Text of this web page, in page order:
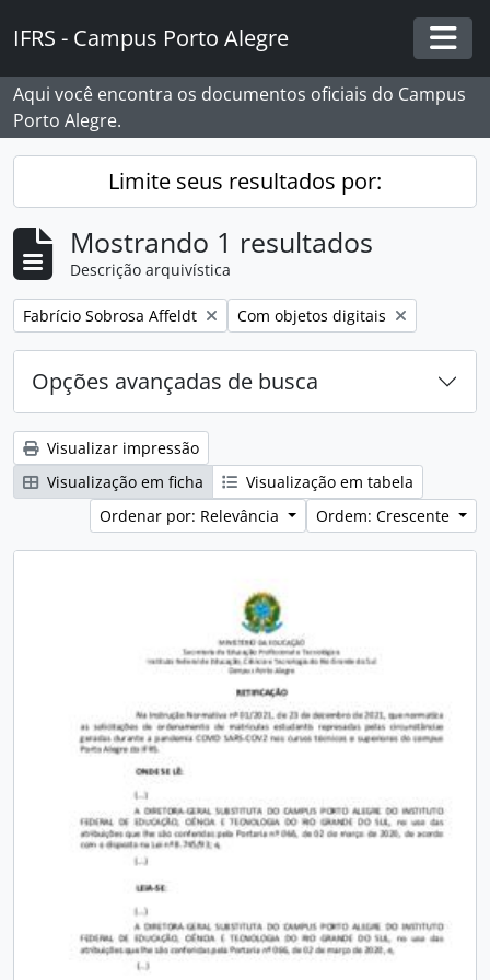
IFRS - Campus Porto Alegre
Aqui você encontra os documentos oficiais do Campus
Porto Alegre.
Limite seus resultados por:
Mostrando 1 resultados
Descrição arquivística
Remover filtro:
Fabrício Sobrosa Affeldt Remover filtro:
Com objetos digitais
Opções avançadas de busca
Visualizar impressão
Visualização em ficha
Visualização em tabela
Ordenar por: Relevância
Ordem: Crescente